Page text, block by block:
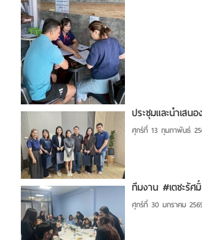
ประชุมและนำเสน
ศุกร์ที่ 13 กุมภาพันธ์
ทีมงาน #เตชะรัศ
ศุกร์ที่ 30 มกราคม